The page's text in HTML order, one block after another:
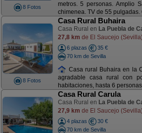
8 Fotos
metros. 5 personas. Amplio
chimenea. TV de 55 pulgadas.
8 Fotos
Casa Rural Buhaira
Casa Rural en La Puebla de
27,8 km de El Saucejo (Sevilla)
6 plazas
35 €
70 km de Sevilla
Casa rural Buhaira en la
agradable casa rural con
habitaciones, hasta 6
Casa Rural Carula
Casa Rural en La Puebla de
27,9 km de El Saucejo (Sevilla)
4 plazas
30 €
70 km de Sevilla